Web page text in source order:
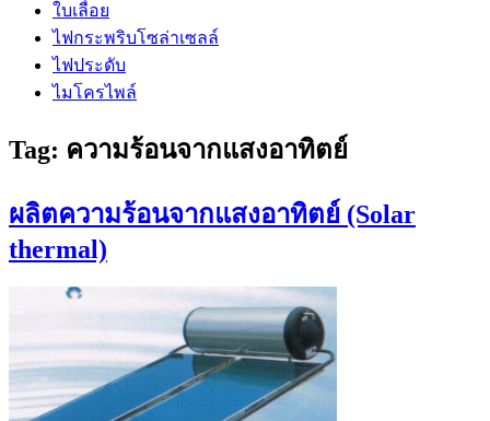
ใบเลื่อย
ไฟกระพริบโซล่าเซลล์
ไฟประดับ
ไมโครไพล์
Tag: ความร้อนจากแสงอาทิตย์
ผลิตความร้อนจากแสงอาทิตย์ (Solar
thermal)